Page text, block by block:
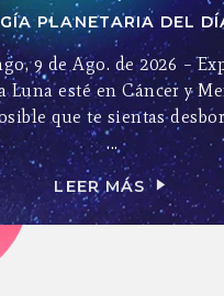
PLANETARIA DEL
9 de Ago. de 2026 –
Luna esté en Cáncer y
que te sientas
...
LEER MÁS